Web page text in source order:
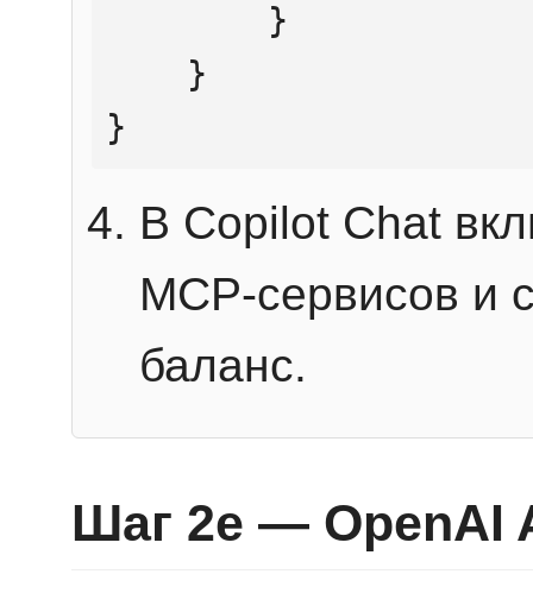
}
В Copilot Chat
MCP-сервисов и
баланс.
Шаг 2e — OpenAI